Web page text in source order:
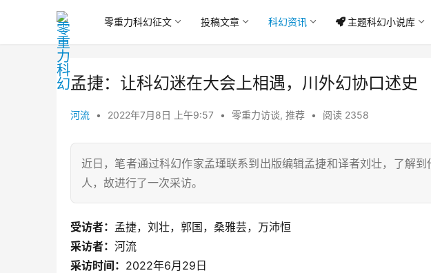
零重力科幻征文 投稿文章 科幻资讯 主题科幻小说库
孟捷：让科幻迷在大会上相遇，川外幻协口述史
河流 • 2022年7月8日 上午9:57 • 零重力访谈, 推荐 • 阅读 2358
近日，笔者通过科幻作家孟瑾联系到出版编辑孟捷和译者刘壮，了解
人，故进行了一次采访。
受访者： 孟捷，刘壮，郭国，桑雅芸，万沛恒
采访者： 河流
采访时间： 2022年6月29日